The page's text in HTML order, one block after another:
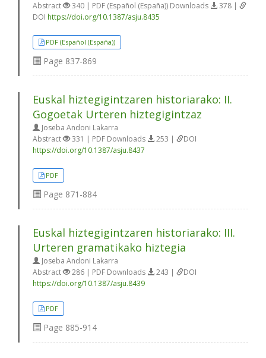
Abstract
340 | PDF (Español (España)) Downloads
378 |
DOI https://doi.org/10.1387/asju.8435
PDF (Español (España))
Page 837-869
Euskal hiztegigintzaren historiarako: II.
Gogoetak Urteren hiztegigintzaz
Joseba Andoni Lakarra
Abstract
331 | PDF Downloads 253 |
DOI
https://doi.org/10.1387/asju.8437
PDF
Page 871-884
Euskal hiztegigintzaren historiarako: III.
Urteren gramatikako hiztegia
Joseba Andoni Lakarra
Abstract
286 | PDF Downloads 243 |
DOI
https://doi.org/10.1387/asju.8439
PDF
Page 885-914